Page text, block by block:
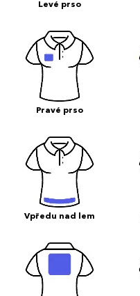
Levé prso
Pravé prso
Vpředu nad lem